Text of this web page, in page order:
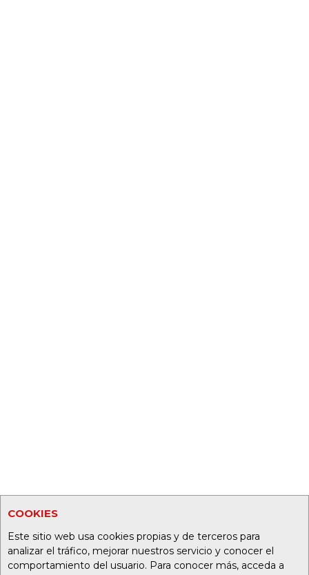
COOKIES
Este sitio web usa cookies propias y de terceros para
analizar el tráfico, mejorar nuestros servicio y conocer el
comportamiento del usuario. Para conocer más, acceda a